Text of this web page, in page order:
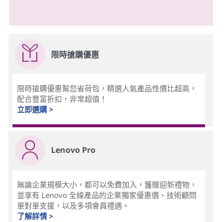
限時搶購優惠
限時搶購優惠幫您省荷包，精選人氣產品性價比超高，
配合豐富折扣，非常超值！
立即選購 >
Lenovo Pro
無論企業規模大小，都可以免費加入，獲贈迎新禮物，
並享有 Lenovo 全線產品的企業獨家優惠價、技術顧問
單對單支援，以及多項會員禮遇。
了解詳情 >